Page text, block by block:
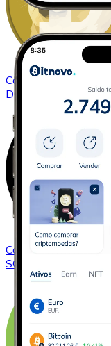
Comprar Dogecoin
DOGE
ComprarSolana
SOL